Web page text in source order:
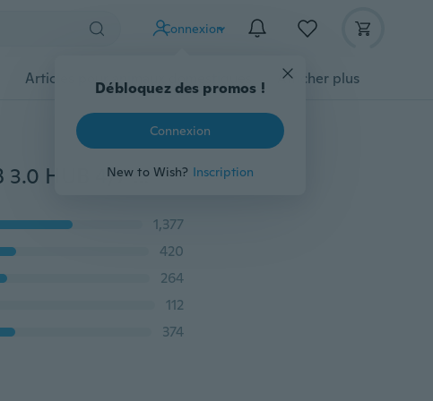
Connexion
Débloquez des promos !
Connexion
New to Wish? Inscription
Articles pour animaux domestiques Afficher plus
Prise multi-port LED haute vitesse adaptateur USB 3.0 HUB 4/7 Ports alimentés interrupteur marche/arrêt charge pour téléphone PC ordinateur portable
1,377
420
264
112
374